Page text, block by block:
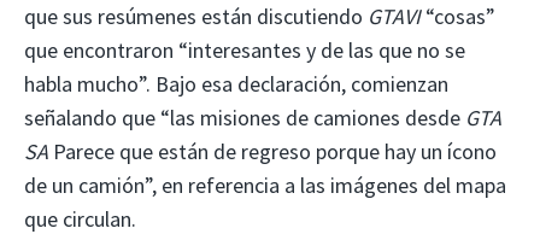
que sus resúmenes están discutiendo GTAVI “cosas”
que encontraron “interesantes y de las que no se
habla mucho”. Bajo esa declaración, comienzan
señalando que “las misiones de camiones desde GTA
SA Parece que están de regreso porque hay un ícono
de un camión”, en referencia a las imágenes del mapa
que circulan.